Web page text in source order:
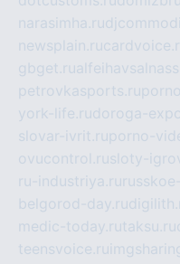
narasimha.ru
newsplain.ru
gbget.ru
petrovkasports.ru
york-life.rudoroga-
slovar-ivrit.ruporno-
ovucontrol.rusloty-
ru-industriya.ru
belgorod-day.ru
medic-today.rutaksu.ru
teensvoice.ru